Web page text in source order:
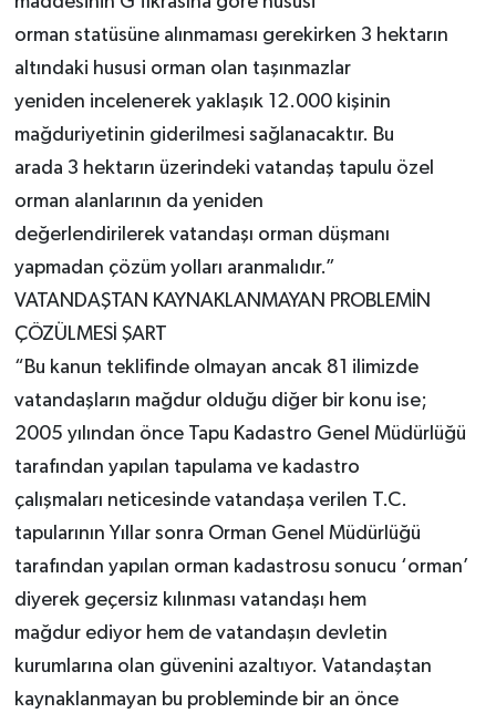
orman statüsüne alınmaması gerekirken 3 hektarın
altındaki hususi orman olan taşınmazlar
yeniden incelenerek yaklaşık 12.000 kişinin
mağduriyetinin giderilmesi sağlanacaktır. Bu
arada 3 hektarın üzerindeki vatandaş tapulu özel
orman alanlarının da yeniden
değerlendirilerek vatandaşı orman düşmanı
yapmadan çözüm yolları aranmalıdır.”
VATANDAŞTAN KAYNAKLANMAYAN PROBLEMİN
ÇÖZÜLMESİ ŞART
“Bu kanun teklifinde olmayan ancak 81 ilimizde
vatandaşların mağdur olduğu diğer bir konu ise;
2005 yılından önce Tapu Kadastro Genel Müdürlüğü
tarafından yapılan tapulama ve kadastro
çalışmaları neticesinde vatandaşa verilen T.C.
tapularının Yıllar sonra Orman Genel Müdürlüğü
tarafından yapılan orman kadastrosu sonucu ‘orman’
diyerek geçersiz kılınması vatandaşı hem
mağdur ediyor hem de vatandaşın devletin
kurumlarına olan güvenini azaltıyor. Vatandaştan
kaynaklanmayan bu probleminde bir an önce